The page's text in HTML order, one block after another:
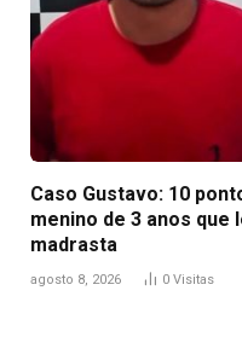
Caso Gustavo: 10
menino de 3 anos que
madrasta
agosto 8, 2026 0 Visitas